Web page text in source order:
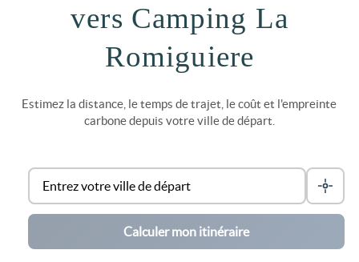
vers Camping La
Romiguiere
Estimez la distance, le temps de trajet, le coût et l'empreinte
carbone depuis votre ville de départ.
Calculer mon itinéraire